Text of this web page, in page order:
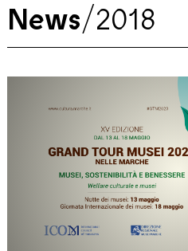
News/2018